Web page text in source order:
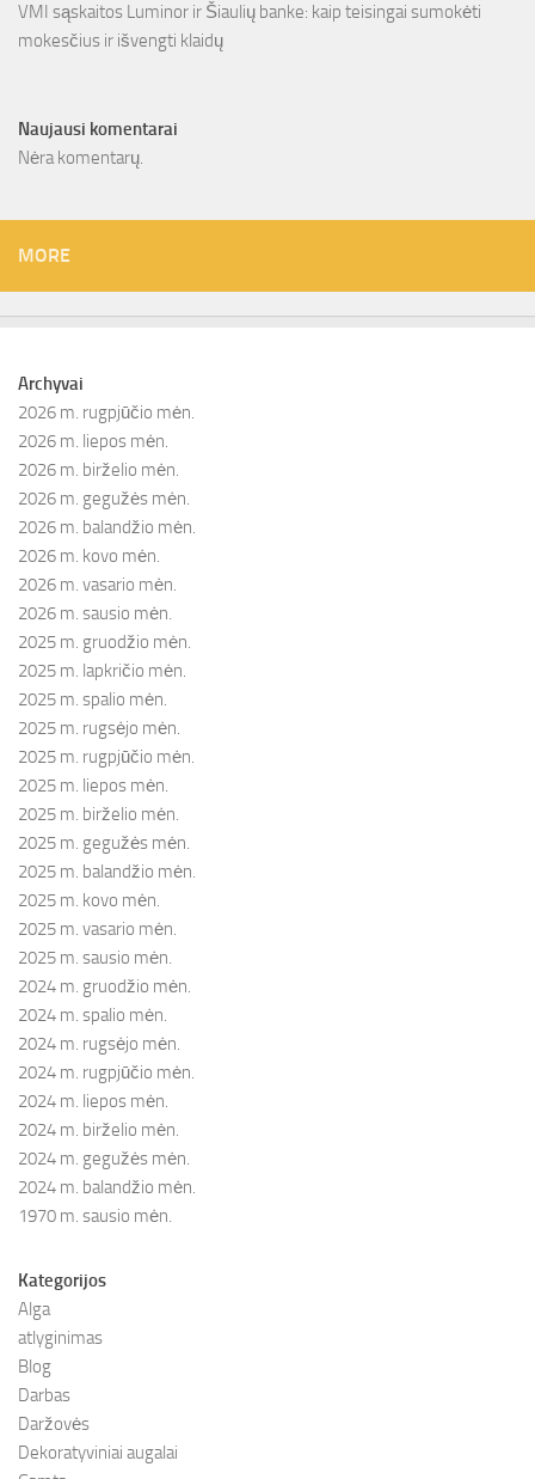
VMI sąskaitos Luminor ir Šiaulių banke: kaip teisingai sumokėti
mokesčius ir išvengti klaidų
Naujausi komentarai
Nėra komentarų.
MORE
Archyvai
2026 m. rugpjūčio mėn.
2026 m. liepos mėn.
2026 m. birželio mėn.
2026 m. gegužės mėn.
2026 m. balandžio mėn.
2026 m. kovo mėn.
2026 m. vasario mėn.
2026 m. sausio mėn.
2025 m. gruodžio mėn.
2025 m. lapkričio mėn.
2025 m. spalio mėn.
2025 m. rugsėjo mėn.
2025 m. rugpjūčio mėn.
2025 m. liepos mėn.
2025 m. birželio mėn.
2025 m. gegužės mėn.
2025 m. balandžio mėn.
2025 m. kovo mėn.
2025 m. vasario mėn.
2025 m. sausio mėn.
2024 m. gruodžio mėn.
2024 m. spalio mėn.
2024 m. rugsėjo mėn.
2024 m. rugpjūčio mėn.
2024 m. liepos mėn.
2024 m. birželio mėn.
2024 m. gegužės mėn.
2024 m. balandžio mėn.
1970 m. sausio mėn.
Kategorijos
Alga
atlyginimas
Blog
Darbas
Daržovės
Dekoratyviniai augalai